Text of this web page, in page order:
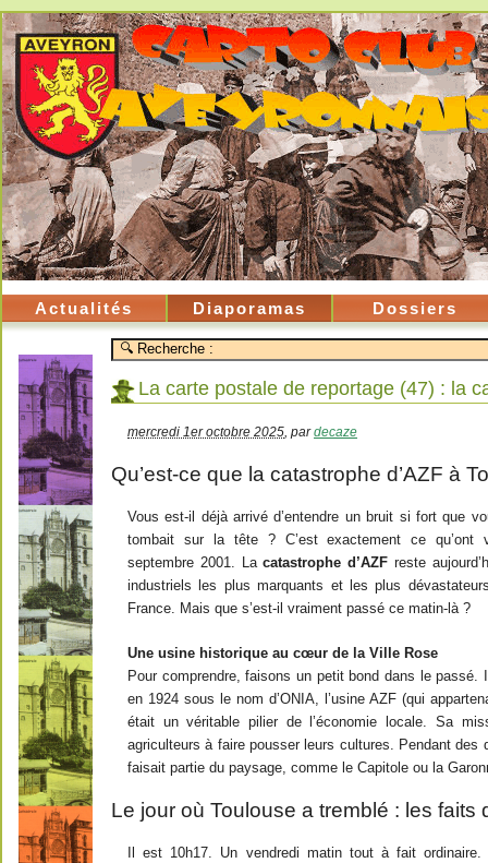
Actualités Diaporamas Dossiers
La carte postale de reportage (47) : la
mercredi 1er octobre 2025 pardecaze
Qu’est-ce que la catastrophe d’AZF à
Vous est-il déjà arrivé d’entendre un bruit si fort que
tombait sur la tête ? C’est exactement ce qu’ont
septembre 2001. Lacatastrophe d’AZF reste
industriels les plus marquants et les plus
France. Mais que s’est-il vraiment passé ce matin-là ?
Une usine historique au cœur de la Ville Rose
Pour comprendre, faisons un petit bond dans le
en 1924 sous le nom d’ONIA, l’usine AZF (qui
était un véritable pilier de l’économie locale. Sa
agriculteurs à faire pousser leurs cultures. Pendant
faisait partie du paysage, comme le Capitole ou la
Le jour où Toulouse a tremblé : les faits
Il est 10h17. Un vendredi matin tout à fait